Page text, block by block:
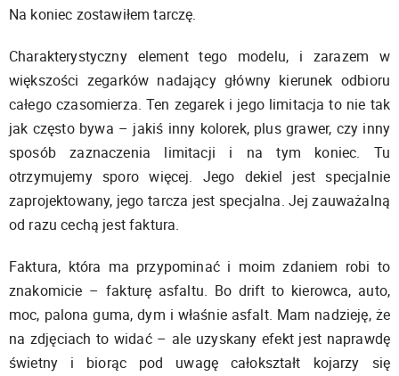
Na koniec zostawiłem tarczę.
Charakterystyczny element tego modelu, i zarazem w
większości zegarków nadający główny kierunek odbioru
całego czasomierza. Ten zegarek i jego limitacja to nie tak
jak często bywa – jakiś inny kolorek, plus grawer, czy inny
sposób zaznaczenia limitacji i na tym koniec. Tu
otrzymujemy sporo więcej. Jego dekiel jest specjalnie
zaprojektowany, jego tarcza jest specjalna. Jej zauważalną
od razu cechą jest faktura.
Faktura, która ma przypominać i moim zdaniem robi to
znakomicie – fakturę asfaltu. Bo drift to kierowca, auto,
moc, palona guma, dym i właśnie asfalt. Mam nadzieję, że
na zdjęciach to widać – ale uzyskany efekt jest naprawdę
świetny i biorąc pod uwagę całokształt kojarzy się